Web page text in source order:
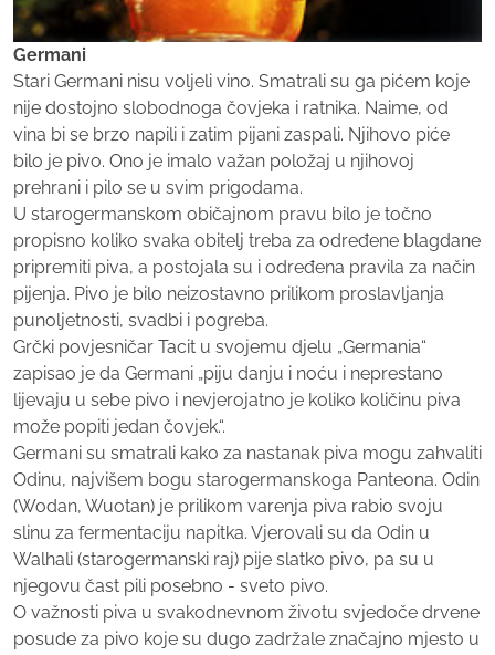
Germani
Stari Germani nisu voljeli vino. Smatrali su ga pićem koje
nije dostojno slobodnoga čovjeka i ratnika. Naime, od
vina bi se brzo napili i zatim pijani zaspali. Njihovo piće
bilo je pivo. Ono je imalo važan položaj u njihovoj
prehrani i pilo se u svim prigodama.
U starogermanskom običajnom pravu bilo je točno
propisno koliko svaka obitelj treba za određene blagdane
pripremiti piva, a postojala su i određena pravila za način
pijenja. Pivo je bilo neizostavno prilikom proslavljanja
punoljetnosti, svadbi i pogreba.
Grčki povjesničar Tacit u svojemu djelu „Germania“
zapisao je da Germani „piju danju i noću i neprestano
lijevaju u sebe pivo i nevjerojatno je koliko količinu piva
može popiti jedan čovjek.“.
Germani su smatrali kako za nastanak piva mogu zahvaliti
Odinu, najvišem bogu starogermanskoga Panteona. Odin
(Wodan, Wuotan) je prilikom varenja piva rabio svoju
slinu za fermentaciju napitka. Vjerovali su da Odin u
Walhali (starogermanski raj) pije slatko pivo, pa su u
njegovu čast pili posebno - sveto pivo.
O važnosti piva u svakodnevnom životu svjedoče drvene
posude za pivo koje su dugo zadržale značajno mjesto u